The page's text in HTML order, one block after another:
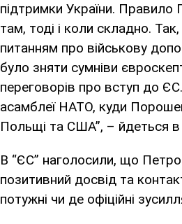
підтримки України. Правило
там, тоді і коли складно.
питанням про військову
було зняти сумніви
переговорів про вступ до
асамблеї НАТО, куди
Польщі та США”, – йдеться в
В “ЄС” наголосили, що
позитивний досвід та
потужні чи де офіційні